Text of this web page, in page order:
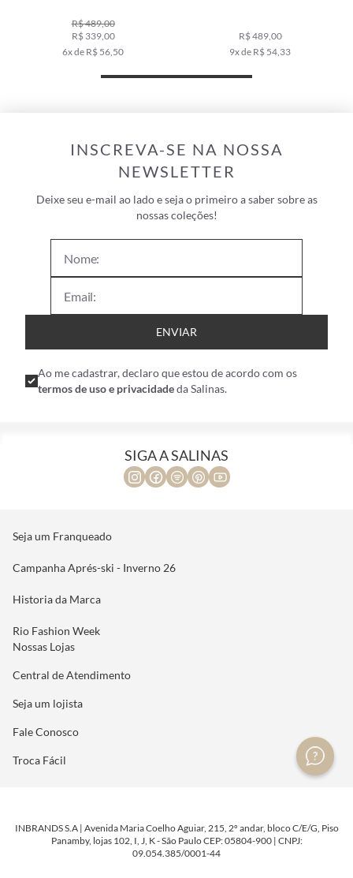
INSCREVA-SE NA NOSSA
NEWSLETTER
Deixe seu e-mail ao lado e seja o primeiro a saber sobre as
nossas coleções!
ENVIAR
Ao me cadastrar, declaro que estou de acordo com os
termos de uso e privacidadeda Salinas.
SIGA A SALINAS
Seja um Franqueado
Campanha Aprés-ski - Inverno 26
Historia da Marca
Rio Fashion Week
Nossas Lojas
Central de Atendimento
Seja um lojista
Fale Conosco
Troca Fácil
INBRANDS S.A | Avenida Maria Coelho Aguiar, 215, 2º andar, bloco C/E/G, Piso
Panamby, lojas 102, I, J, K - São Paulo CEP: 05804-900 | CNPJ:
09.054.385/0001-44